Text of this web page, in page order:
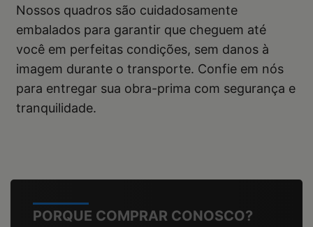
Nossos quadros são cuidadosamente
embalados para garantir que cheguem até
você em perfeitas condições, sem danos à
imagem durante o transporte. Confie em nós
para entregar sua obra-prima com segurança e
tranquilidade.
PORQUE COMPRAR CONOSCO?